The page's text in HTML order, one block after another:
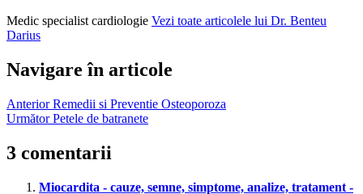
tratament
naturist
tratament
palpitatii
Medic specialist cardiologie Vezi toate articolele lui Dr. Benteu
Darius
Navigare în articole
AnteriorRemedii si Preventie Osteoporoza
UrmătorPetele de batranete
3 comentarii
Miocardita - cauze, semne, simptome, analize, tratament -